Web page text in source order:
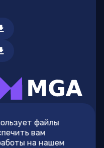
файлы
вам
на нашем